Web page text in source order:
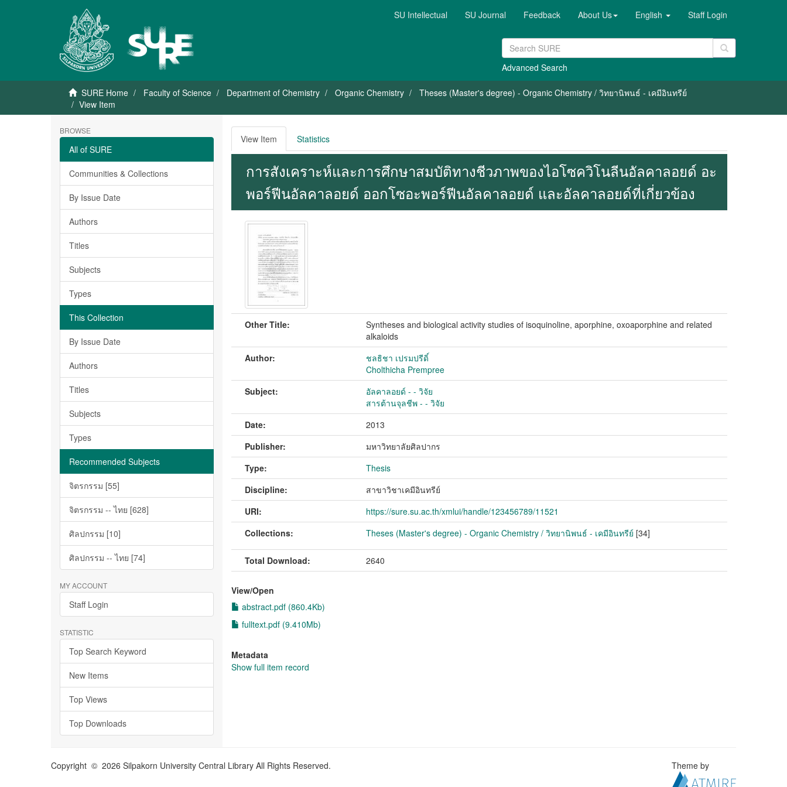
SU Intellectual SU Journal Feedback About Us English Staff Login
Advanced Search
SURE Home Faculty of Science Department of Chemistry Organic Chemistry
Theses (Master's degree) - Organic Chemistry / วิทยานิพนธ์ - เคมีอินทรีย์
View Item
BROWSE
All of SURE
Communities & Collections
By Issue Date
Authors
Titles
Subjects
Types
This Collection
By Issue Date
Authors
Titles
Subjects
Types
Recommended Subjects
จิตรกรรม [55]
จิตรกรรม -- ไทย [628]
ศิลปกรรม [10]
ศิลปกรรม -- ไทย [74]
MY ACCOUNT
Staff Login
STATISTIC
Top Search Keyword
New Items
Top Views
Top Downloads
View Item Statistics
การสังเคราะห์และการศึกษาสมบัติทางชีวภาพของไอโซควิโนลีนอัลคาลอยด์ อะ
พอร์ฟีนอัลคาลอยด์ ออกโซอะพอร์ฟีนอัลคาลอยด์ และอัลคาลอยด์ที่เกี่ยวข้อง
Other Title:
Syntheses and biological activity studies of isoquinoline, aporphine, oxoaporphine and related
alkaloids
Author:
ชลธิชา เปรมปรีดิ์
Cholthicha Prempree
Subject:
อัลคาลอยด์ - - วิจัย
สารต้านจุลชีพ - - วิจัย
Date:
2013
Publisher:
มหาวิทยาลัยศิลปากร
Type:
Thesis
Discipline:
สาขาวิชาเคมีอินทรีย์
URI:
https://sure.su.ac.th/xmlui/handle/123456789/11521
Collections:
Theses (Master's degree) - Organic Chemistry / วิทยานิพนธ์ - เคมีอินทรีย์ [34]
Total Download: 2640
View/Open
abstract.pdf (860.4Kb)
fulltext.pdf (9.410Mb)
Metadata
Show full item record
Copyright © 2026 Silpakorn University Central Library All Rights Reserved. Theme by